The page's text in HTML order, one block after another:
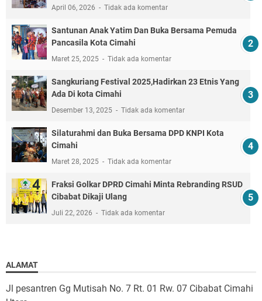
April 06, 2026 Tidak ada komentar
Santunan Anak Yatim Dan Buka Bersama Pemuda
Pancasila Kota Cimahi
Maret 25, 2025 Tidak ada komentar
Sangkuriang Festival 2025,Hadirkan 23 Etnis Yang
Ada Di kota Cimahi
Desember 13, 2025 Tidak ada komentar
Silaturahmi dan Buka Bersama DPD KNPI Kota
Cimahi
Maret 28, 2025 Tidak ada komentar
Fraksi Golkar DPRD Cimahi Minta Rebranding RSUD
Cibabat Dikaji Ulang
Juli 22, 2026 Tidak ada komentar
ALAMAT
Jl pesantren Gg Mutisah No. 7 Rt. 01 Rw. 07 Cibabat Cimahi